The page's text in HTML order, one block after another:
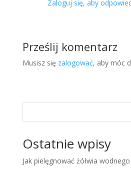
Zaloguj się, aby
Prześlij komentarz
Musisz się zalogować, aby móc
Ostatnie wpisy
Jak pielęgnować żółwia